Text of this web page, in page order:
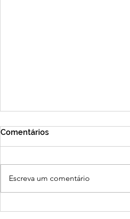
Comentários
Escreva um comentário